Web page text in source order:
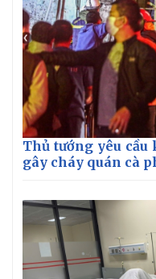
Kinh tế
Bất động sản
Khởi nghiệp
Thủ tướng yêu
gây cháy quán cà